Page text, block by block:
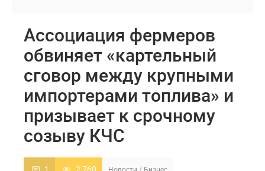
Ассоциация фермеров
обвиняет «картельный
сговор между крупными
импортерами топлива» и
призывает к срочному
созыву КЧС